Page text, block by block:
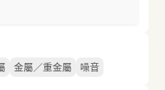
金屬／重金屬 噪音